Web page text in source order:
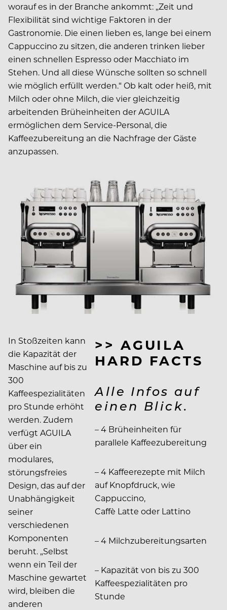
worauf es in der Branche ankommt: „Zeit und
Flexibilität sind wichtige Faktoren in der
Gastronomie. Die einen lieben es, lange bei einem
Cappuccino zu sitzen, die anderen trinken lieber
einen schnellen Espresso oder Macchiato im
Stehen. Und all diese Wünsche sollten so schnell
wie möglich erfüllt werden.“ Ob kalt oder heiß, mit
Milch oder ohne Milch, die vier gleichzeitig
arbeitenden Brüheinheiten der AGUILA
ermöglichen dem Service-Personal, die
Kaffeezubereitung an die Nachfrage der Gäste
anzupassen.
>> AGUILA
HARD FACTS
Alle Infos auf
einen Blick.
– 4 Brüheinheiten für
parallele Kaffeezubereitung
– 4 Kaffeerezepte mit Milch
auf Knopfdruck, wie
Cappuccino,
Caffè Latte oder Lattino
– 4 Milchzubereitungsarten
– Kapazität von bis zu 300
Kaffeespezialitäten pro
Stunde
In Stoßzeiten kann
die Kapazität der
Maschine auf bis zu
300
Kaffeespezialitäten
pro Stunde erhöht
werden. Zudem
verfügt AGUILA
über ein
modulares,
störungsfreies
Design, das auf der
Unabhängigkeit
seiner
verschiedenen
Komponenten
beruht. „Selbst
wenn ein Teil der
Maschine gewartet
wird, bleiben die
anderen